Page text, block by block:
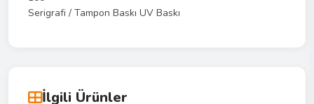
Serigrafi / Tampon Baskı UV Baskı
İlgili Ürünler